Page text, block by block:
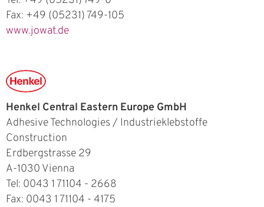
Fax: +49 (05231) 749-105
www.jowat.de
Henkel Central Eastern Europe GmbH
Adhesive Technologies / Industrieklebstoffe
Construction
Erdbergstrasse 29
A-1030 Vienna
Tel: 0043 1 71104 - 2668
Fax: 0043 1 71104 - 4175